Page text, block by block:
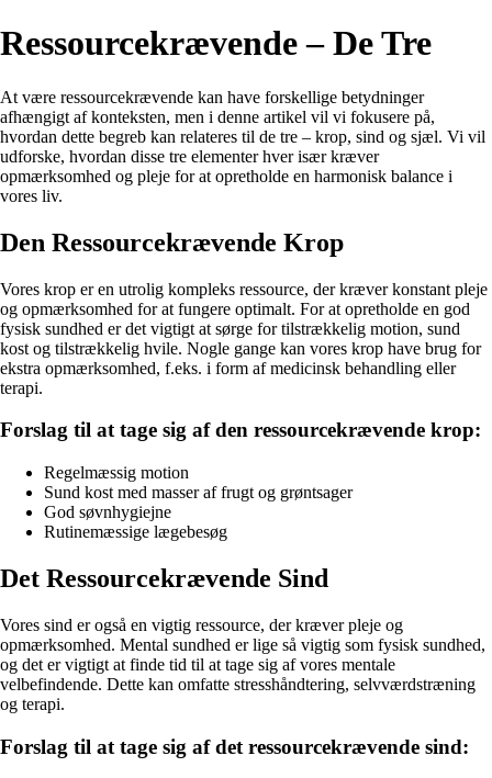
Ressourcekrævende – De Tre
At være ressourcekrævende kan have forskellige betydninger
afhængigt af konteksten, men i denne artikel vil vi fokusere på,
hvordan dette begreb kan relateres til de tre – krop, sind og sjæl. Vi vil
udforske, hvordan disse tre elementer hver især kræver
opmærksomhed og pleje for at opretholde en harmonisk balance i
vores liv.
Den Ressourcekrævende Krop
Vores krop er en utrolig kompleks ressource, der kræver konstant pleje
og opmærksomhed for at fungere optimalt. For at opretholde en god
fysisk sundhed er det vigtigt at sørge for tilstrækkelig motion, sund
kost og tilstrækkelig hvile. Nogle gange kan vores krop have brug for
ekstra opmærksomhed, f.eks. i form af medicinsk behandling eller
terapi.
Forslag til at tage sig af den ressourcekrævende krop:
Regelmæssig motion
Sund kost med masser af frugt og grøntsager
God søvnhygiejne
Rutinemæssige lægebesøg
Det Ressourcekrævende Sind
Vores sind er også en vigtig ressource, der kræver pleje og
opmærksomhed. Mental sundhed er lige så vigtig som fysisk sundhed,
og det er vigtigt at finde tid til at tage sig af vores mentale
velbefindende. Dette kan omfatte stresshåndtering, selvværdstræning
og terapi.
Forslag til at tage sig af det ressourcekrævende sind: